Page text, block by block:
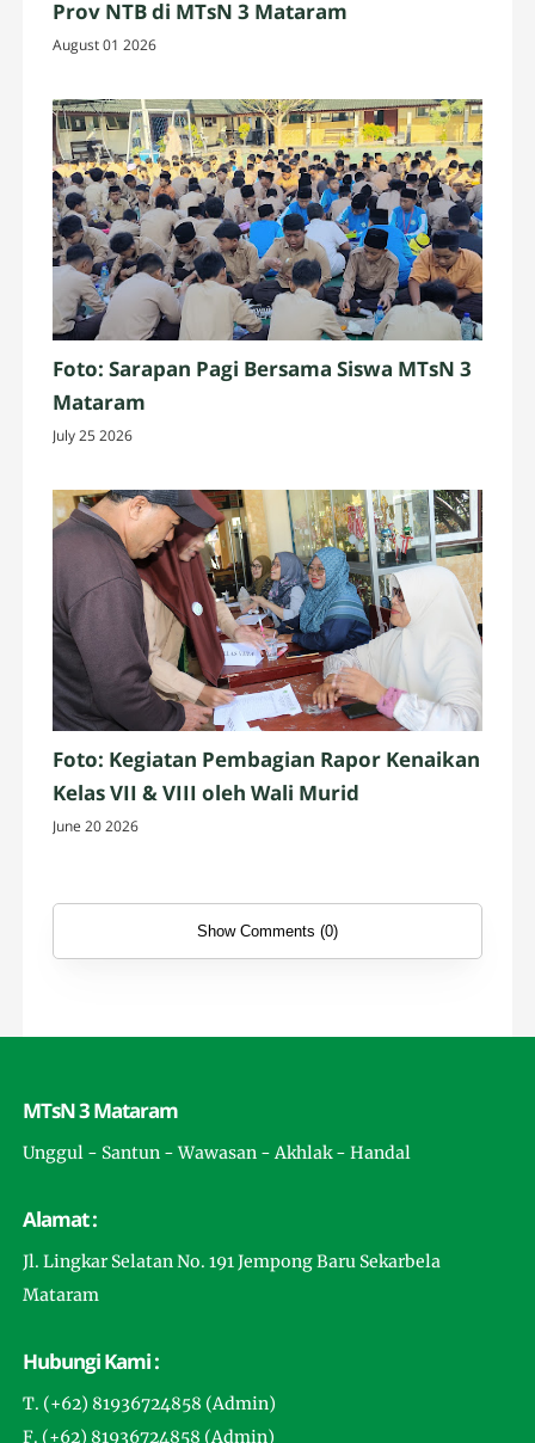
Prov NTB di MTsN 3 Mataram
August 01 2026
Foto: Sarapan Pagi Bersama Siswa MTsN 3
Mataram
July 25 2026
Foto: Kegiatan Pembagian Rapor Kenaikan
Kelas VII & VIII oleh Wali Murid
June 20 2026
Show Comments (0)
MTsN 3 Mataram
Unggul - Santun - Wawasan - Akhlak - Handal
Alamat :
Jl. Lingkar Selatan No. 191 Jempong Baru Sekarbela
Mataram
Hubungi Kami :
T. (+62) 81936724858 (Admin)
F. (+62) 81936724858 (Admin)